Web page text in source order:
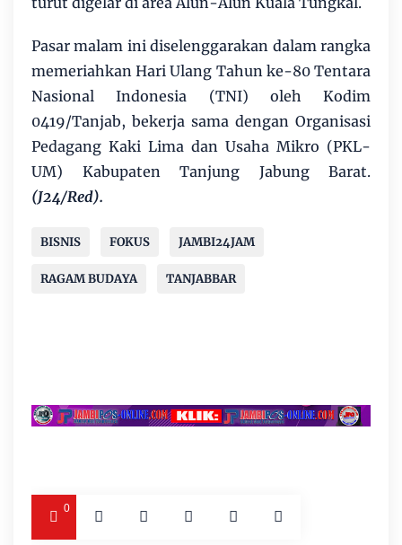
Pasar malam ini diselenggarakan dalam rangka
memeriahkan Hari Ulang Tahun ke-80 Tentara
Nasional Indonesia (TNI) oleh Kodim
0419/Tanjab, bekerja sama dengan Organisasi
Pedagang Kaki Lima dan Usaha Mikro (PKL-
UM) Kabupaten Tanjung Jabung Barat.
(J24/Red).
BISNIS FOKUS JAMBI24JAM
RAGAM BUDAYA TANJABBAR
0